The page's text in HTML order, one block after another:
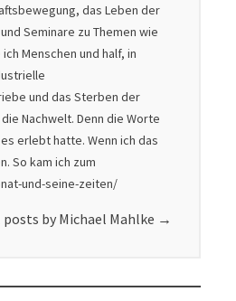
das Leben der
Seminare zu Themen wie
Menschen und half, in
und das Sterben der
Nachwelt. Denn die Worte
erlebt hatte. Wenn ich das
So kam ich zum
und-seine-zeiten/
posts by Michael Mahlke →